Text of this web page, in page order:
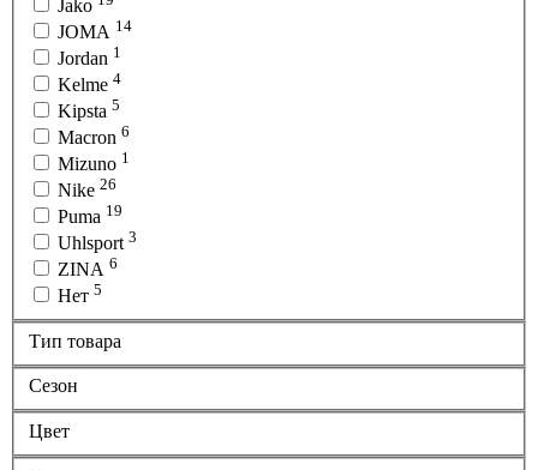
Jako
JOMA 14
Jordan 1
Kelme 4
Kipsta 5
Macron 6
Mizuno 1
Nike 26
Puma 19
Uhlsport 3
ZINA 6
Нет 5
Тип товара
Сезон
Цвет